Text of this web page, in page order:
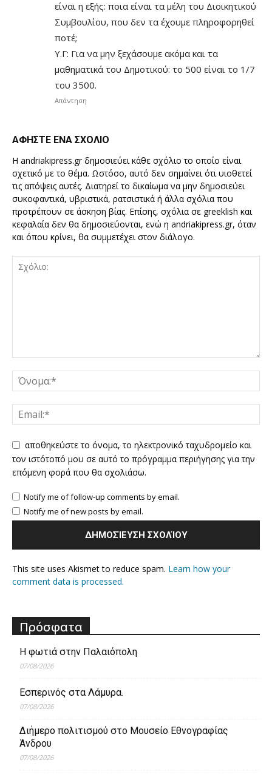
είναι η εξής: ποια είναι τα μέλη του Διοικητικού
Συμβουλίου, που δεν τα έχουμε πληροφορηθεί
ποτέ;
Υ.Γ: Για να μην ξεχάσουμε ακόμα και τα
μαθηματικά του Δημοτικού: το 500 είναι το 1/7
του 3500.
Απάντηση
ΑΦΗΣΤΕ ΕΝΑ ΣΧΟΛΙΟ
Η andriakipress.gr δημοσιεύει κάθε σχόλιο το οποίο είναι
σχετικό με το θέμα. Ωστόσο, αυτό δεν σημαίνει ότι υιοθετεί
τις απόψεις αυτές. Διατηρεί το δικαίωμα να μην δημοσιεύει
συκοφαντικά, υβριστικά, ρατσιστικά ή άλλα σχόλια που
προτρέπουν σε άσκηση βίας. Επίσης, σχόλια σε greeklish και
κεφαλαία δεν θα δημοσιεύονται, ενώ η andriakipress.gr, όταν
και όπου κρίνει, θα συμμετέχει στον διάλογο.
αποθηκεύστε το όνομα, το ηλεκτρονικό ταχυδρομείο και
τον ιστότοπό μου σε αυτό το πρόγραμμα περιήγησης για την
επόμενη φορά που θα σχολιάσω.
Notify me of follow-up comments by email.
Notify me of new posts by email.
This site uses Akismet to reduce spam. Learn how your
comment data is processed.
Πρόσφατα
Η φωτιά στην Παλαιόπολη
07/08/2026
Εσπερινός στα Λάμυρα.
07/08/2026
Διήμερο πολιτισμού στο Μουσείο Εθνογραφίας
Άνδρου
07/08/2026